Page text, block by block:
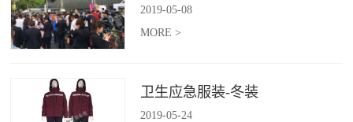
2019-05-08
MORE >
卫生应急服装-冬装
2019-05-24